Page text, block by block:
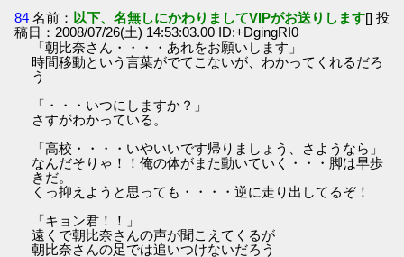
84 名前： 以下、名無しにかわりましてVIPがお送りします[] 投
稿日：2008/07/26(土) 14:53:03.00 ID:+DgingRI0
「朝比奈さん・・・・あれをお願いします」
時間移動という言葉がでてこないが、わかってくれるだろ
う
「・・・いつにしますか？」
さすがわかっている。
「高校・・・・いやいいです帰りましょう、さようなら」
なんだそりゃ！！俺の体がまた動いていく・・・脚は早歩
きだ。
くっ抑えようと思っても・・・・逆に走り出してるぞ！
「キョン君！！」
遠くで朝比奈さんの声が聞こえてくるが
朝比奈さんの足では追いつけないだろう